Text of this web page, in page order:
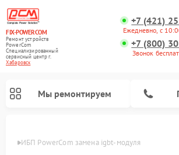
FIX-POWERCOM
Ремонт устройств
PowerCom
Специализированный
cервисный центр г.
Хабаровск
+7 (421)
Ежедневно, с
+7 (800)
Звонок
Мы ремонтируем
ИБП PowerCom замена igbt-модуля